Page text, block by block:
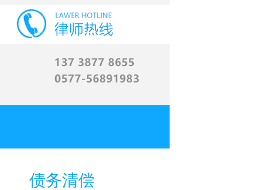
债务清偿